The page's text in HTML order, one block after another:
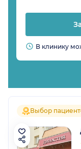
В клинику
Выбор